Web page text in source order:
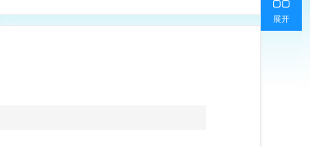
联系我们
官方微博
返回顶部
展开